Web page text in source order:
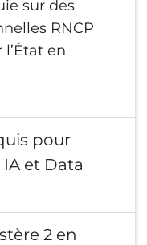
en
en formation en
préparer
la data science
sur des
RNCP
en
pour
et Data
2 en